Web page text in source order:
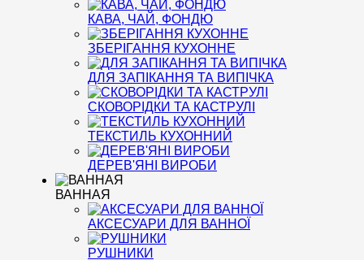
КАВА, ЧАЙ, ФОНДЮ
ЗБЕРІГАННЯ КУХОННЕ
ДЛЯ ЗАПІКАННЯ ТА ВИПІЧКА
СКОВОРІДКИ ТА КАСТРУЛІ
ТЕКСТИЛЬ КУХОННИЙ
ДЕРЕВ'ЯНІ ВИРОБИ
ВАННАЯ
АКСЕСУАРИ ДЛЯ ВАННОЇ
РУШНИКИ